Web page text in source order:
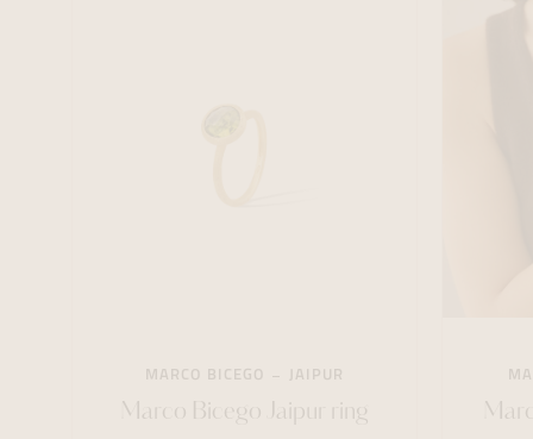
MARCO BICEGO JAIPUR
Marco Bicego Jaipur ring